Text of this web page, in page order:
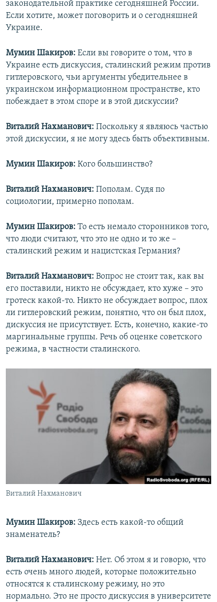
законодательной практике сегодняшней России.
Если хотите, может поговорить и о сегодняшней
Украине.
Мумин Шакиров: Если вы говорите о том, что в
Украине есть дискуссия, сталинский режим против
гитлеровского, чьи аргументы убедительнее в
украинском информационном пространстве, кто
побеждает в этом споре и в этой дискуссии?
Виталий Нахманович: Поскольку я являюсь частью
этой дискуссии, я не могу здесь быть объективным.
Мумин Шакиров: Кого большинство?
Виталий Нахманович: Пополам. Судя по
социологии, примерно пополам.
Мумин Шакиров: То есть немало сторонников того,
что люди считают, что это не одно и то же –
сталинский режим и нацистская Германия?
Виталий Нахманович: Вопрос не стоит так, как вы
его поставили, никто не обсуждает, кто хуже – это
гротеск какой-то. Никто не обсуждает вопрос, плох
ли гитлеровский режим, понятно, что он был плох,
дискуссия не присутствует. Есть, конечно, какие-то
маргинальные группы. Речь об оценке советского
режима, в частности сталинского.
Виталий Нахманович
Мумин Шакиров: Здесь есть какой-то общий
знаменатель?
Виталий Нахманович: Нет. Об этом я и говорю, что
есть очень много людей, которые положительно
относятся к сталинскому режиму, но это
нормально. Это не просто дискуссия в университете